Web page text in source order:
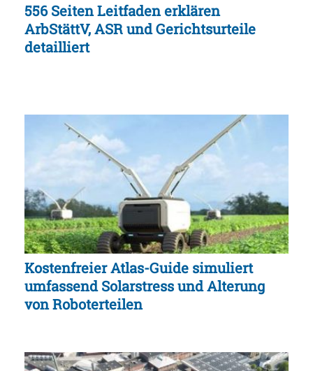
556 Seiten Leitfaden erklären
ArbStättV, ASR und Gerichtsurteile
detailliert
Kostenfreier Atlas-Guide simuliert
umfassend Solarstress und Alterung
von Roboterteilen